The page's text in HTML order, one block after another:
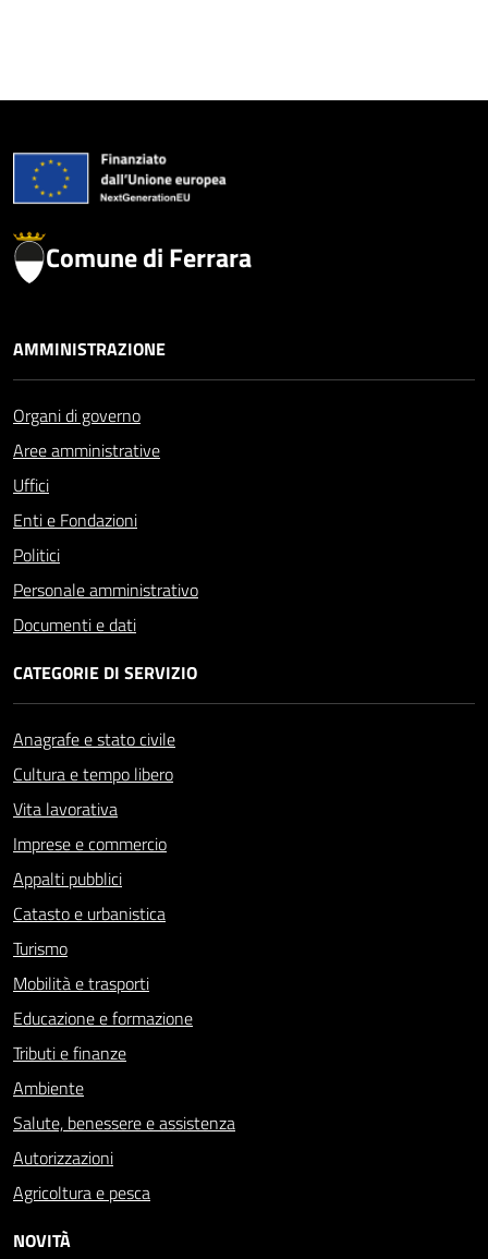
Comune di Ferrara
AMMINISTRAZIONE
Organi di governo
Aree amministrative
Uffici
Enti e Fondazioni
Politici
Personale amministrativo
Documenti e dati
CATEGORIE DI SERVIZIO
Anagrafe e stato civile
Cultura e tempo libero
Vita lavorativa
Imprese e commercio
Appalti pubblici
Catasto e urbanistica
Turismo
Mobilità e trasporti
Educazione e formazione
Tributi e finanze
Ambiente
Salute, benessere e assistenza
Autorizzazioni
Agricoltura e pesca
NOVITÀ